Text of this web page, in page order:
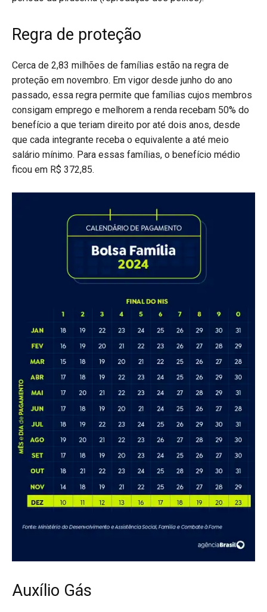
Regra de proteção
Cerca de 2,83 milhões de famílias estão na regra de
proteção em novembro. Em vigor desde junho do ano
passado, essa regra permite que famílias cujos membros
consigam emprego e melhorem a renda recebam 50% do
benefício a que teriam direito por até dois anos, desde
que cada integrante receba o equivalente a até meio
salário mínimo. Para essas famílias, o benefício médio
ficou em R$ 372,85.
Auxílio Gás